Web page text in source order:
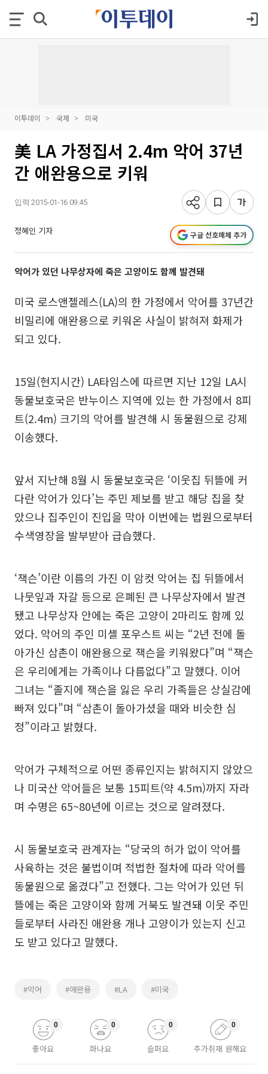
이투데이 국제 미국
美 LA 가정집서 2.4m 악어 37년
간 애완용으로 키워
입력 2015-01-16 09:45
정혜인 기자 구글 선호매체 추가
악어가 있던 나무상자에 죽은 고양이도 함께 발견돼
미국 로스앤젤레스(LA)의 한 가정에서 악어를 37년간
비밀리에 애완용으로 키워온 사실이 밝혀져 화제가
되고 있다.
15일(현지시간) LA타임스에 따르면 지난 12일 LA시
동물보호국은 반누이스 지역에 있는 한 가정에서 8피
트(2.4m) 크기의 악어를 발견해 시 동물원으로 강제
이송했다.
앞서 지난해 8월 시 동물보호국은 ‘이웃집 뒤뜰에 커
다란 악어가 있다’는 주민 제보를 받고 해당 집을 찾
았으나 집주인이 진입을 막아 이번에는 법원으로부터
수색영장을 발부받아 급습했다.
‘잭슨’이란 이름의 가진 이 암컷 악어는 집 뒤뜰에서
나뭇잎과 자갈 등으로 은폐된 큰 나무상자에서 발견
됐고 나무상자 안에는 죽은 고양이 2마리도 함께 있
었다. 악어의 주인 미셸 포우스트 씨는 “2년 전에 돌
아가신 삼촌이 애완용으로 잭슨을 키워왔다”며 “잭슨
은 우리에게는 가족이나 다름없다”고 말했다. 이어
그녀는 “졸지에 잭슨을 잃은 우리 가족들은 상실감에
빠져 있다”며 “삼촌이 돌아가셨을 때와 비슷한 심
정”이라고 밝혔다.
악어가 구체적으로 어떤 종류인지는 밝혀지지 않았으
나 미국산 악어들은 보통 15피트(약 4.5m)까지 자라
며 수명은 65~80년에 이르는 것으로 알려졌다.
시 동물보호국 관계자는 “당국의 허가 없이 악어를
사육하는 것은 불법이며 적법한 절차에 따라 악어를
동물원으로 옮겼다”고 전했다. 그는 악어가 있던 뒤
뜰에는 죽은 고양이와 함께 거북도 발견돼 이웃 주민
들로부터 사라진 애완용 개나 고양이가 있는지 신고
도 받고 있다고 말했다.
#악어 #애완용 #LA #미국
좋아요
0
화나요
0
슬퍼요
0
추가취재 원해요
0